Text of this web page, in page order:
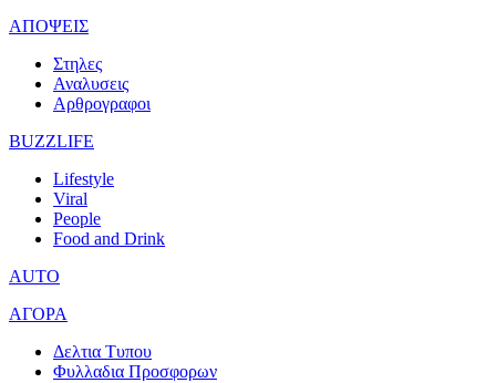
ΑΠΟΨΕΙΣ
Στηλες
Αναλυσεις
Αρθρογραφοι
BUZZLIFE
Lifestyle
Viral
People
Food and Drink
AUTO
ΑΓΟΡΑ
Δελτια Τυπου
Φυλλαδια Προσφορων